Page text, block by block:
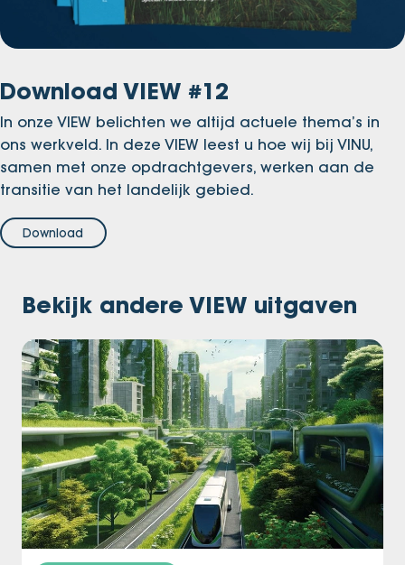
Download VIEW #12
In onze VIEW belichten we altijd actuele thema’s in
ons werkveld. In deze VIEW leest u hoe wij bij VINU,
samen met onze opdrachtgevers, werken aan de
transitie van het landelijk gebied.
Download
Bekijk andere VIEW uitgaven